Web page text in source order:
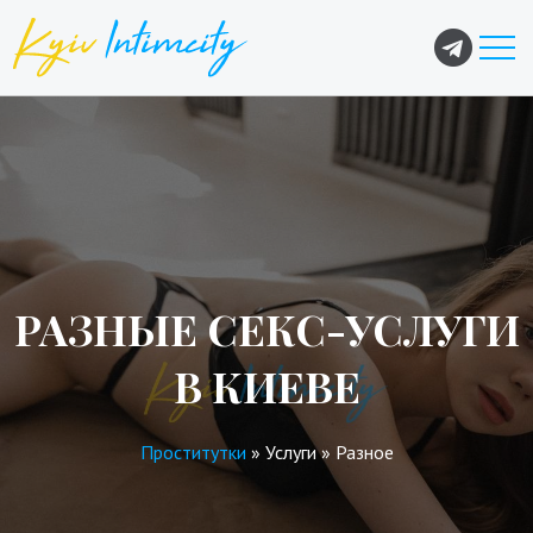
РАЗНЫЕ СЕКС-УСЛУГИ
В КИЕВЕ
Проститутки » Услуги» Разное